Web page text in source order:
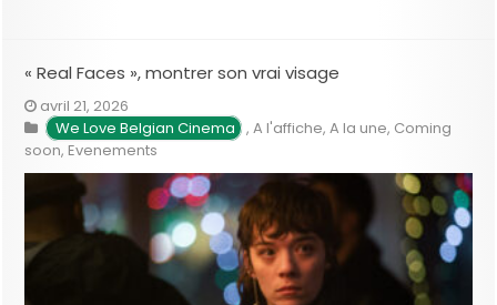
« Real Faces », montrer son vrai visage
avril 21, 2026
We Love Belgian Cinema ,A l'affiche,A la une, Coming
soon, Evenements